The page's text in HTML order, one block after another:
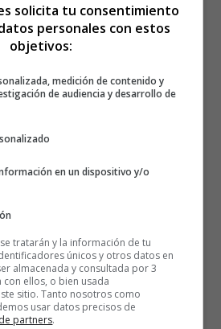
Poesías Alimentación
14 Octubre 2021
- Poesías
solicita tu consentimiento
personales con estos
objetivos:
medición de contenido y
de audiencia y desarrollo de
en un dispositivo y/o
tratarán y la información de tu
únicos y otros datos en
almacenada y consultada por 3
ellos, o bien usada
sitio. Tanto nosotros como
usar datos precisos de
partners.